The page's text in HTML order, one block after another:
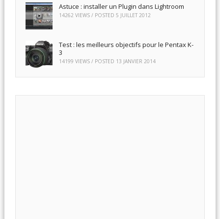
Astuce : installer un Plugin dans Lightroom
14262 VIEWS / POSTED 5 JUILLET 2012
Test : les meilleurs objectifs pour le Pentax K-
3
14199 VIEWS / POSTED 13 JANVIER 2014